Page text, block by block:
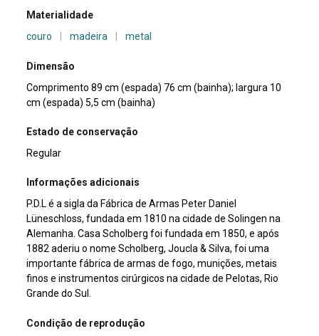
Materialidade
couro
madeira metal
Dimensão
Comprimento 89 cm (espada) 76 cm (bainha); largura 10
cm (espada) 5,5 cm (bainha)
Estado de conservação
Regular
Informações adicionais
P.D.L é a sigla da Fábrica de Armas Peter Daniel
Lüneschloss, fundada em 1810 na cidade de Solingen na
Alemanha. Casa Scholberg foi fundada em 1850, e após
1882 aderiu o nome Scholberg, Joucla & Silva, foi uma
importante fábrica de armas de fogo, munições, metais
finos e instrumentos cirúrgicos na cidade de Pelotas, Rio
Grande do Sul.
Condição de reprodução